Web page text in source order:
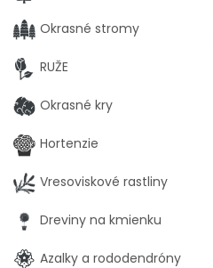
Okrasné stromy
RUŽE
Okrasné kry
Hortenzie
Vresoviskové rastliny
Dreviny na kmienku
Azalky a rododendróny